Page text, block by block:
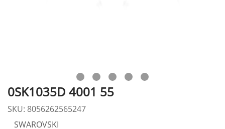
0SK1035D 4001 55
SKU: 8056262565247
SWAROVSKI